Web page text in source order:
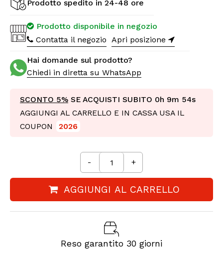
Prodotto spedito in 24-48 ore
Prodotto disponibile in negozio
Contatta il negozio Apri posizione
Hai domande sul prodotto?
Chiedi in diretta su WhatsApp
SCONTO 5% SE ACQUISTI SUBITO 0h 9m 52s
AGGIUNGI AL CARRELLO E IN CASSA USA IL
COUPON
2026
- +
AGGIUNGI AL CARRELLO
Reso garantito 30 giorni